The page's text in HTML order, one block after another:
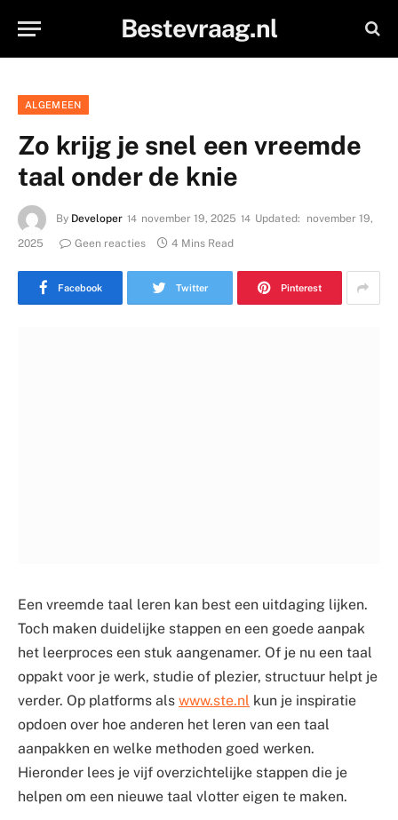
Bestevraag.nl
ALGEMEEN
Zo krijg je snel een vreemde
taal onder de knie
By Developer november 19, 2025 Updated:
november 19,
2025
Geen reacties 4 Mins Read
Facebook Twitter Pinterest
Een vreemde taal leren kan best een uitdaging lijken.
Toch maken duidelijke stappen en een goede aanpak
het leerproces een stuk aangenamer. Of je nu een taal
oppakt voor je werk, studie of plezier, structuur helpt je
verder. Op platforms als www.ste.nl kun je inspiratie
opdoen over hoe anderen het leren van een taal
aanpakken en welke methoden goed werken.
Hieronder lees je vijf overzichtelijke stappen die je
helpen om een nieuwe taal vlotter eigen te maken.